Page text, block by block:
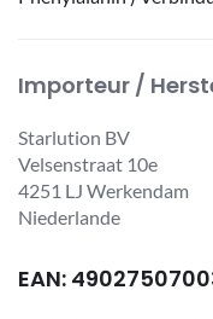
Importeur /
Starlution BV
Velsenstraat 10e
4251 LJ Werkendam
Niederlande
EAN: